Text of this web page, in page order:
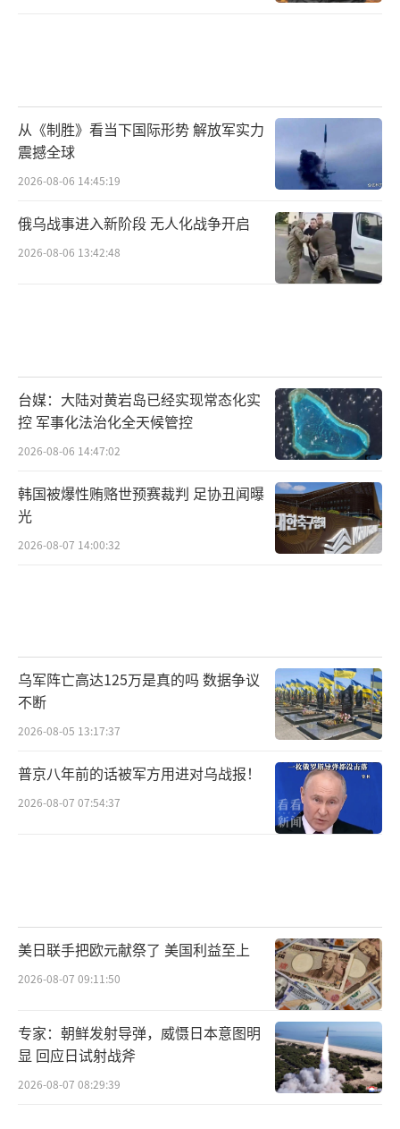
从《制胜》看当下国际形势 解放军实力
震撼全球
2026-08-06 14:45:19
俄乌战事进入新阶段 无人化战争开启
2026-08-06 13:42:48
台媒：大陆对黄岩岛已经实现常态化实
控 军事化法治化全天候管控
2026-08-06 14:47:02
韩国被爆性贿赂世预赛裁判 足协丑闻曝
光
2026-08-07 14:00:32
乌军阵亡高达125万是真的吗 数据争议
不断
2026-08-05 13:17:37
普京八年前的话被军方用进对乌战报！
2026-08-07 07:54:37
美日联手把欧元献祭了 美国利益至上
2026-08-07 09:11:50
专家：朝鲜发射导弹，威慑日本意图明
显 回应日试射战斧
2026-08-07 08:29:39